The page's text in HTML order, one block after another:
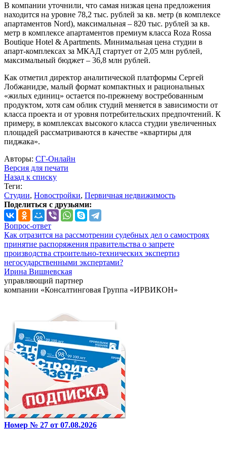
В компании уточнили, что самая низкая цена предложения
находится на уровне 78,2 тыс. рублей за кв. метр (в комплексе
апартаментов Nord), максимальная – 820 тыс. рублей за кв.
метр в комплексе апартаментов премиум класса Roza Rossa
Boutique Hotel & Apartments. Минимальная цена студии в
апарт-комплексах за МКАД стартует от 2,05 млн рублей,
максимальный бюджет – 36,8 млн рублей.
Как отметил директор аналитической платформы Сергей
Лобжанидзе, малый формат компактных и рациональных
«жилых единиц» остается по-прежнему востребованным
продуктом, хотя сам облик студий меняется в зависимости от
класса проекта и от уровня потребительских предпочтений. К
примеру, в комплексах высокого класса студии увеличенных
площадей рассматриваются в качестве «квартиры для
пиджака».
Авторы: СГ-Онлайн
Версия для печати
Назад к списку
Теги:
Студии, Новостройки, Первичная недвижимость
Поделиться с друзьями:
Вопрос-ответ
Как отразится на рассмотрении судебных дел о самостроях
принятие распоряжения правительства о запрете
производства строительно-технических экспертиз
негосударственными экспертами?
Ирина Вишневская
управляющий партнер
компании «Консалтинговая Группа «ИРВИКОН»
Номер № 27 от 07.08.2026